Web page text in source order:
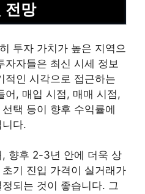
전망
투자 가치가 높은 지역으
자자들은 최신 시세 정보
적인 시각으로 접근하는
어, 매입 시점, 매매 시점,
택 등이 향후 수익률에
다.
향후 2-3년 안에 더욱 상
기 진입 가격이 실거래가
되는 것이 좋습니다. 그